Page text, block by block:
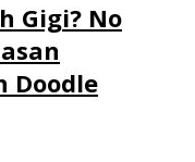
Gigi? No
Doodle